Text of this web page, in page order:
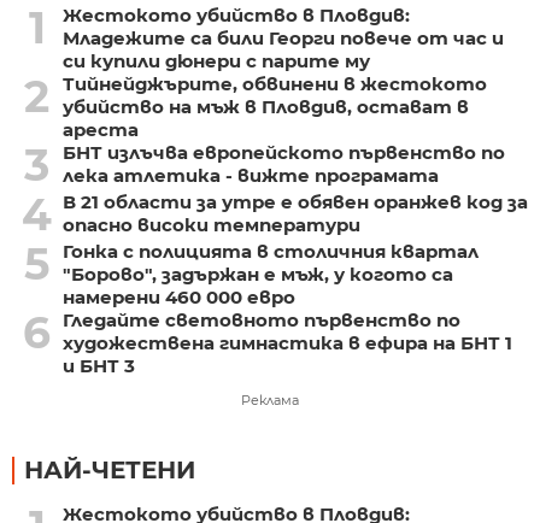
1
Жестокото убийство в Пловдив:
Младежите са били Георги повече от час и
си купили дюнери с парите му
2
Тийнейджърите, обвинени в жестокото
убийство на мъж в Пловдив, остават в
ареста
3
БНТ излъчва европейското първенство по
лека атлетика - вижте програмата
4 В 21 области за утре е обявен оранжев код за
опасно високи температури
5
Гонка с полицията в столичния квартал
"Борово", задържан е мъж, у когото са
намерени 460 000 евро
6
Гледайте световното първенство по
художествена гимнастика в ефира на БНТ 1
и БНТ 3
Реклама
НАЙ-ЧЕТЕНИ
Жестокото убийство в Пловдив: